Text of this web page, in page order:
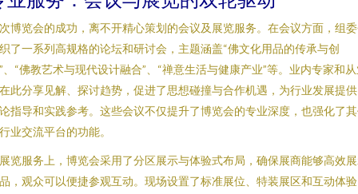
博览会的成功，离不开精心策划的会议及展览服务。在会议方面，组
了一系列高规格的论坛和研讨会，主题涵盖“佛文化用品的传承与创
、“佛教艺术与现代设计融合”、“禅意生活与健康产业”等。业内专家和
此分享见解、探讨趋势，促进了思想碰撞与合作机遇，为行业发展提
指导和实践参考。这些会议不仅提升了博览会的专业深度，也强化了
业交流平台的功能。
览服务上，博览会采用了分区展示与体验式布局，确保展商能够高效
，观众可以便捷参观互动。现场设置了标准展位、特装展区和互动体验